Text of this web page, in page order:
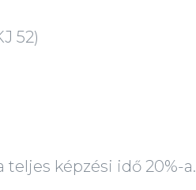
52)
képzési idő 20%-a.